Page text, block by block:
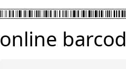
online